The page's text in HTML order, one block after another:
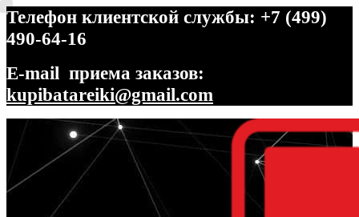
Телефон клиентской службы: +7 (499)
490-64-16
E-mail приема заказов:
kupibatareiki@gmail.com
Перейти
навигации
Перейти
содержимому